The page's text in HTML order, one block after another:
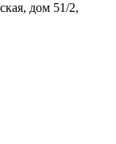
дом 51/2,